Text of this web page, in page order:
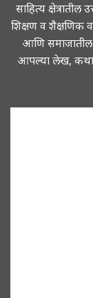
साहित्य
शिक्षण व शैक्षणिक
आणि समाजातील
आपल्या लेख, कथा,